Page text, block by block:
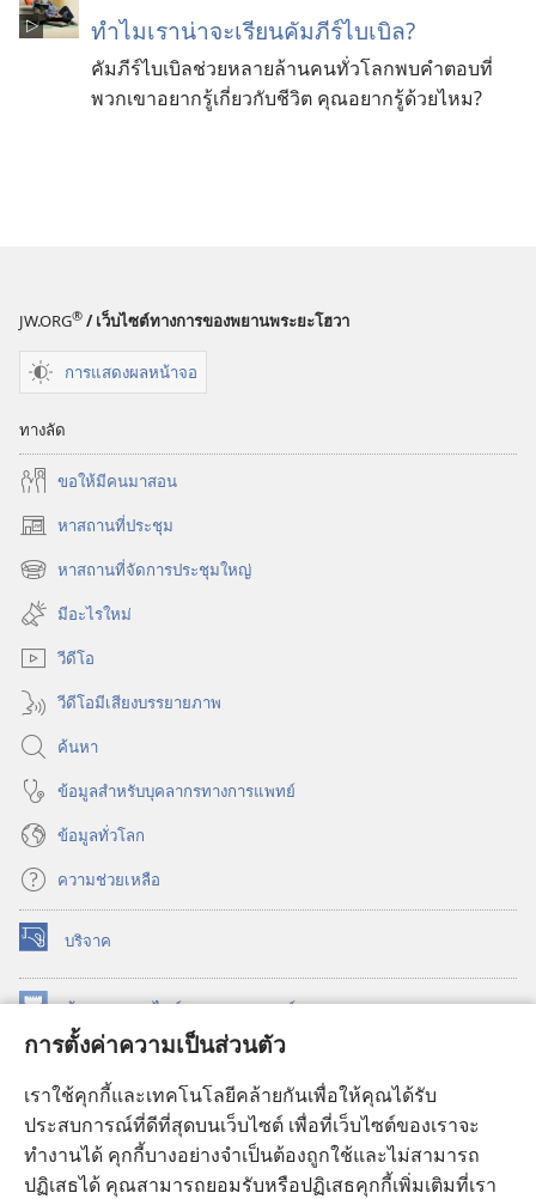
การตั้งค่าความเป็นส่วนตัว
เราใช้คุกกี้และเทคโนโลยีคล้ายกันเพื่อให้คุณได้รับ
ประสบการณ์ที่ดีที่สุดบนเว็บไซต์ เพื่อที่เว็บไซต์ของเราจะ
ทำงานได้ คุกกี้บางอย่างจำเป็นต้องถูกใช้และไม่สามารถ
ปฏิเสธได้ คุณสามารถยอมรับหรือปฏิเสธคุกกี้เพิ่มเติมที่เรา
ทำไมเราน่าจะเรียนคัมภีร์ไบเบิล?
คัมภีร์ไบเบิลช่วยหลายล้านคนทั่วโลกพบคำตอบที่
พวกเขาอยากรู้เกี่ยวกับชีวิต คุณอยากรู้ด้วยไหม?
JW.ORG® / เว็บไซต์ทางการของพยานพระยะโฮวา
การแสดงผลหน้าจอ
ทางลัด
ขอ​ให้​มี​คน​มา​สอน
หาสถานที่ประชุม
(เปิด
หน้าต่างหาสถานที่จัดการประชุมใหญ่
(เปิด
หน้าต่าง
ใหม่)
มีอะไรใหม่
วีดีโอ
วีดีโอมีเสียงบรรยายภาพ
ค้นหา
ข้อมูล​สำหรับ​บุคลากร​ทาง​การ​แพทย์
ข้อมูล​ทั่ว​โลก
ความช่วยเหลือ
บริจาค
(เปิด
หน้าต่าง
ใหม่) ห้องสมุดออนไลน์ของวอชเทาเวอร์
หน้าต่าง
®
หน้าต่าง
ใหม่) JW Library®
ห้องสมุดว็อชเทาเวอร์ ®